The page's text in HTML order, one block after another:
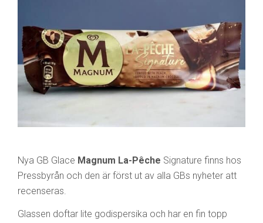
Nya GB Glace Magnum La-Pêche Signature finns hos
Pressbyrån och den är först ut av alla GBs nyheter att
recenseras.
Glassen doftar lite godispersika och har en fin topp